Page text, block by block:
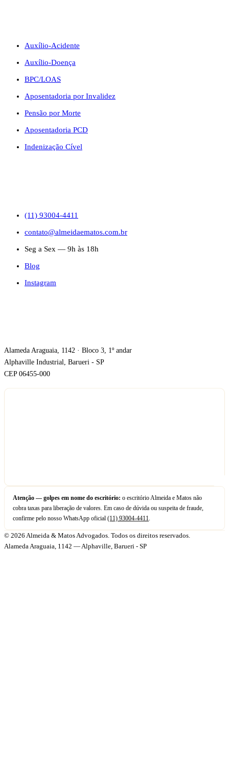
Auxílio-Acidente
Auxílio-Doença
BPC/LOAS
Aposentadoria por Invalidez
Pensão por Morte
Aposentadoria PCD
Indenização Cível
(11) 93004-4411
contato@almeidaematos.com.br
Seg a Sex — 9h às 18h
Blog
Instagram
Alameda Araguaia, 1142 · Bloco 3, 1º andar
Alphaville Industrial, Barueri - SP
CEP 06455-000
Atenção — golpes em nome do escritório: o escritório Almeida e Matos não
cobra taxas para liberação de valores. Em caso de dúvida ou suspeita de fraude,
confirme pelo nosso WhatsApp oficial (11) 93004-4411.
© 2026 Almeida & Matos Advogados. Todos os direitos reservados.
Alameda Araguaia, 1142 — Alphaville, Barueri - SP